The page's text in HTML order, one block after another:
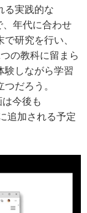
る実践的な
年代に合わせ
研究を行い、
の教科に留まら
験しながら学習
だろう。
今後も
追加される予定